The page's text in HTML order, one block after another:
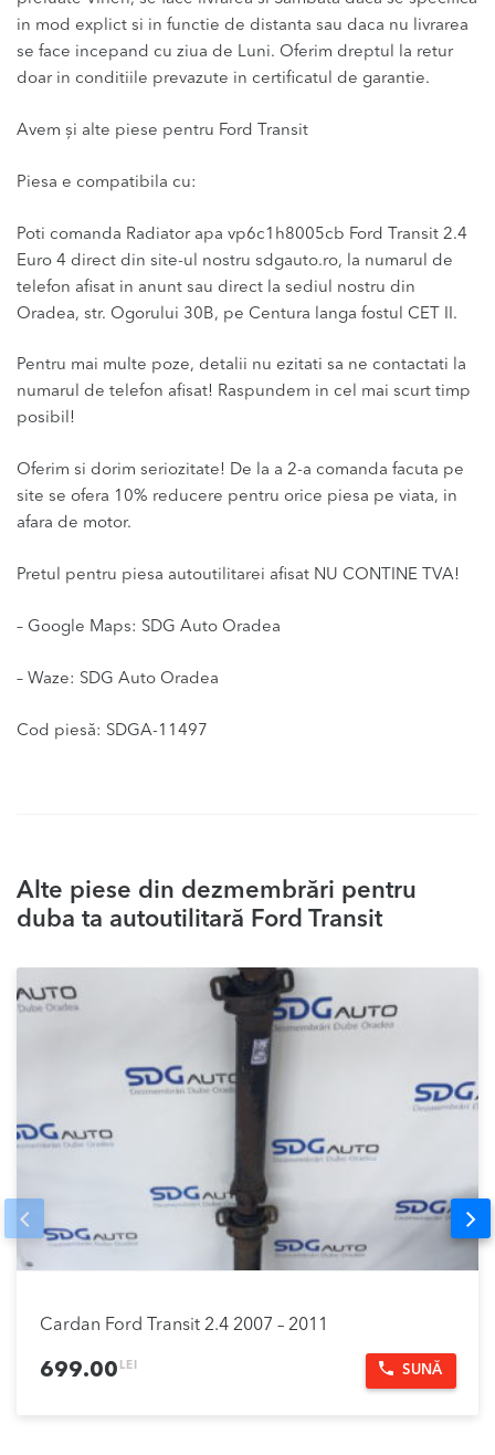
in mod explict si in functie de distanta sau daca nu livrarea
se face incepand cu ziua de Luni. Oferim dreptul la retur
doar in conditiile prevazute in certificatul de garantie.
Avem și alte piese pentru Ford Transit
Piesa e compatibila cu:
Poti comanda Radiator apa vp6c1h8005cb Ford Transit 2.4
Euro 4 direct din site-ul nostru sdgauto.ro, la numarul de
telefon afisat in anunt sau direct la sediul nostru din
Oradea, str. Ogorului 30B, pe Centura langa fostul CET II.
Pentru mai multe poze, detalii nu ezitati sa ne contactati la
numarul de telefon afisat! Raspundem in cel mai scurt timp
posibil!
Oferim si dorim seriozitate! De la a 2-a comanda facuta pe
site se ofera 10% reducere pentru orice piesa pe viata, in
afara de motor.
Pretul pentru piesa autoutilitarei afisat NU CONTINE TVA!
– Google Maps: SDG Auto Oradea
– Waze: SDG Auto Oradea
Cod piesă: SDGA-11497
Alte piese din dezmembrări pentru
duba ta autoutilitară Ford Transit
Cardan Ford Transit 2.4 2007 – 2011
699.00 LEI SUNĂ
Prev